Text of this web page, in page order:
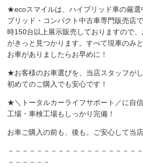
★ecoスマイルは、ハイブリッド車の厳選
ブリッド・コンパクト中古車専門販売店
時150台以上展示販売しておりますので
がきっと見つかります。すべて現車のみ
お車がありましたらお早めに！
★お客様のお車選びを、当店スタッフが
初めてのご購入でも安心です！
★＼トータルカーライフサポート／に自
工場・車検工場もしっかり完備！
お車ご購入の前も、後も。ご安心して当
－－－－－－－－－－－－－－－－－－
－－－－－－